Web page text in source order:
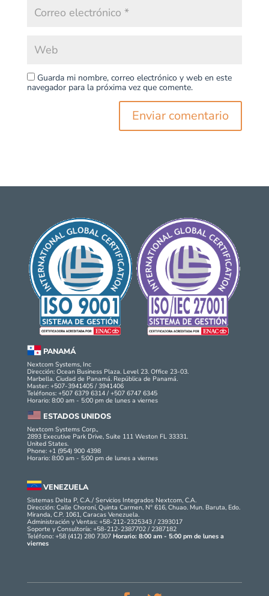
Guarda mi nombre, correo electrónico y web en este
navegador para la próxima vez que comente.
PANAMÁ
Nextcom Systems, Inc
Dirección: Ocean Business Plaza. Level 23. Office 23-03.
Marbella. Ciudad de Panamá. República de Panamá.
Master: +507-3941405 / 3941406
Teléfonos: +507 6379 6314 / +507 6747 6345
Horario: 8:00 am - 5:00 pm de lunes a viernes
ESTADOS UNIDOS
Nextcom Systems Corp.,
2893 Executive Park Drive, Suite 111 Weston FL 33331.
United States.
Phone: +1 (954) 900 4398
Horario: 8:00 am - 5:00 pm de lunes a viernes
VENEZUELA
Sistemas Delta P, C.A./ Servicios Integrados Nextcom, C.A.
Dirección: Calle Choroní, Quinta Carmen, N° 616, Chuao. Mun. Baruta, Edo.
Miranda, C.P. 1061, Caracas Venezuela.
Administración y Ventas: +58-212-2325343 / 2393017
Soporte y Consultoría: +58-212-2387702 / 2387182
Teléfono: +58 (412) 280 7307 Horario: 8:00 am - 5:00 pm de lunes a
viernes